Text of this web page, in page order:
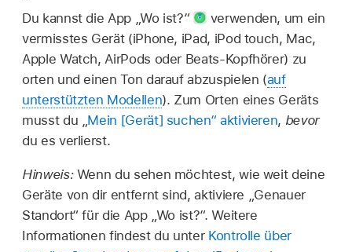
Du kannst die App „Wo ist?“
verwenden, um ein
vermisstes Gerät (iPhone, iPad, iPod touch, Mac,
Apple Watch, AirPods oder Beats-Kopfhörer) zu
orten und einen Ton darauf abzuspielen (auf
unterstützten Modellen). Zum Orten eines Geräts
musst du „ Mein [Gerät] suchen“ aktivieren, bevor
du es verlierst.
Hinweis: Wenn du sehen möchtest, wie weit deine
Geräte von dir entfernt sind, aktiviere „Genauer
Standort“ für die App „Wo ist?“. Weitere
Informationen findest du unter Kontrolle über